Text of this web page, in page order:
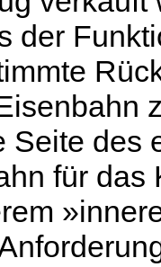
der
Seite des
für